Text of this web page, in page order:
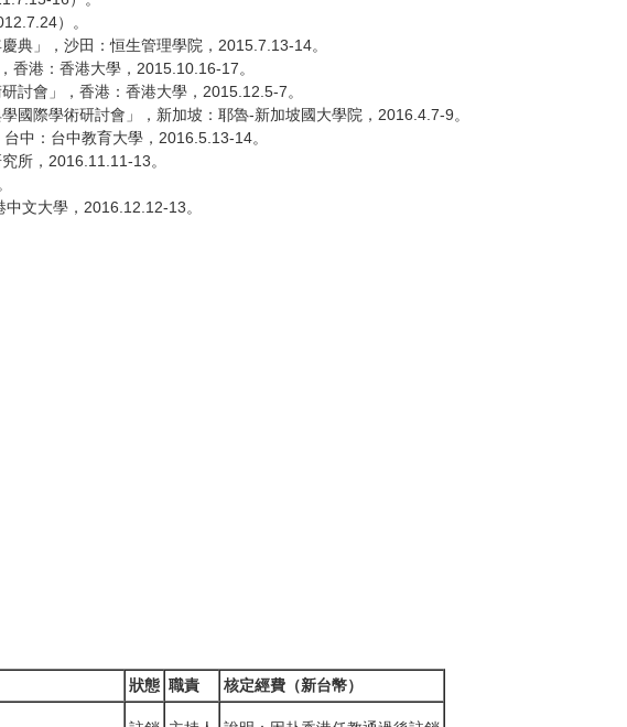
）。
典」，沙田：恒生管理學院，2015.7.13-14。
香港：香港大學，2015.10.16-17。
討會」，香港：香港大學，2015.12.5-7。
際學術研討會」，新加坡：耶魯-新加坡國大學院，2016.4.7-9。
中：台中教育大學，2016.5.13-14。
所，2016.11.11-13。
文大學，2016.12.12-13。
狀態 職責 核定經費（新台幣）